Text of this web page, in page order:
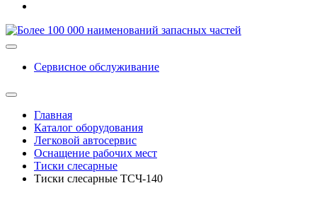
Сервисное обслуживание
Главная
Каталог оборудования
Легковой автосервис
Оснащение рабочих мест
Тиски слесарные
Тиски слесарные ТСЧ-140